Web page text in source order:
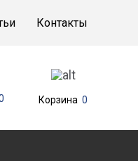
Контакты
Корзина 0